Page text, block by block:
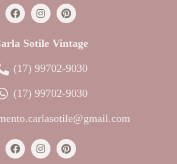
Sotile Vintage
(17) 99702-9030
(17) 99702-9030